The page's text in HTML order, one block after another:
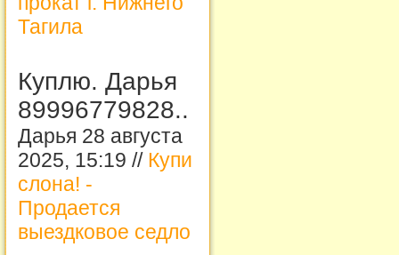
Тагила
Куплю. Дарья
89996779828..
Дарья 28 августа
2025, 15:19 // Купи
слона! -
Продается
выездковое седло